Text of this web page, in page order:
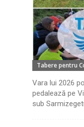
Tabere pentru
Vara lui 2026
pedalează pe
sub